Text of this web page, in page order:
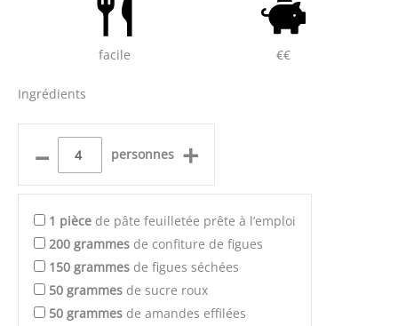
facile €€
Ingrédients
– personnes +
1 pièce de pâte feuilletée prête à l’emploi
200 grammes de confiture de figues
150 grammes de figues séchées
50 grammes de sucre roux
50 grammes de amandes effilées